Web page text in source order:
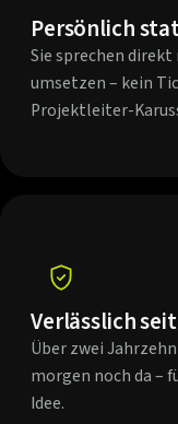
Persönlich
Sie sprechen
umsetzen – kein
Projektleiter-
Verlässlich
Über zwei
morgen noch da –
Idee.